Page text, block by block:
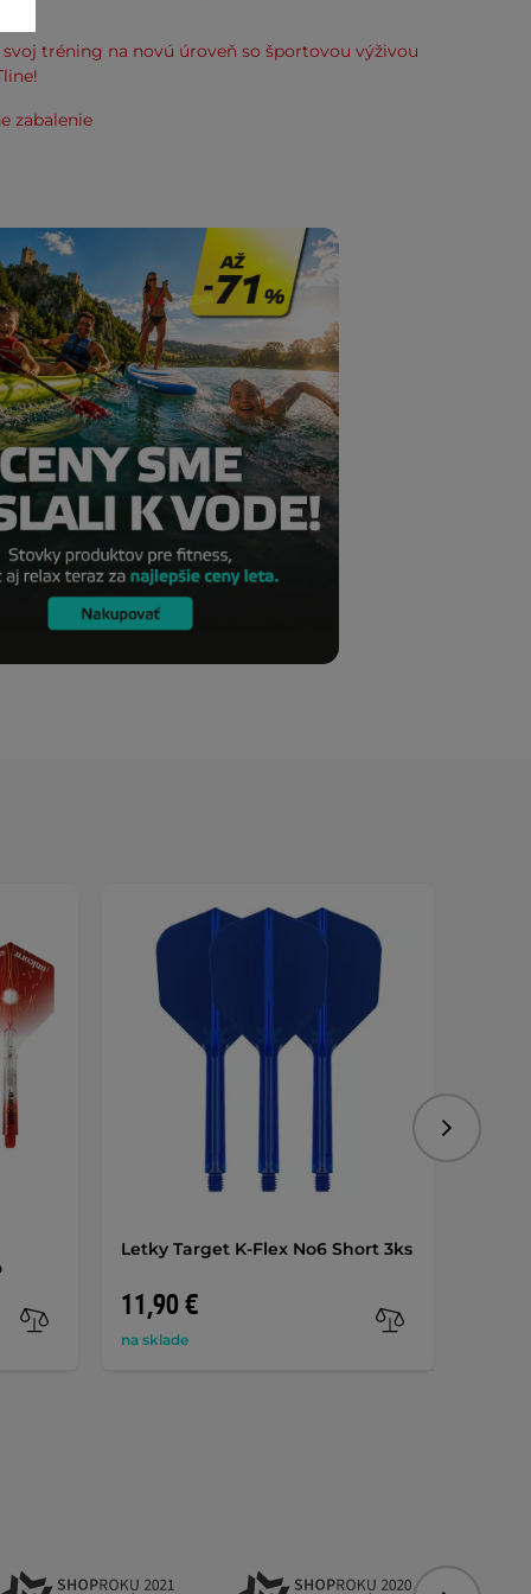
svoj tréning na novú úroveň so športovou výživou
zabalenie
Letky Target K-Flex No6 Short 3ks
11,90 €
na sklade